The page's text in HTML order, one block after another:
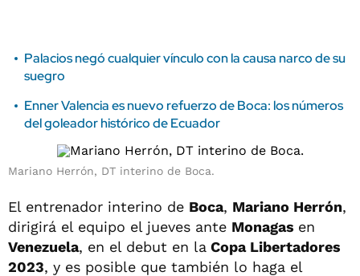
Palacios negó cualquier vínculo con la causa narco de su
suegro
Enner Valencia es nuevo refuerzo de Boca: los números
del goleador histórico de Ecuador
Mariano Herrón, DT interino de Boca.
El entrenador interino de Boca, Mariano Herrón,
dirigirá el equipo el jueves ante Monagas en
Venezuela, en el debut en la Copa Libertadores
2023, y es posible que también lo haga el